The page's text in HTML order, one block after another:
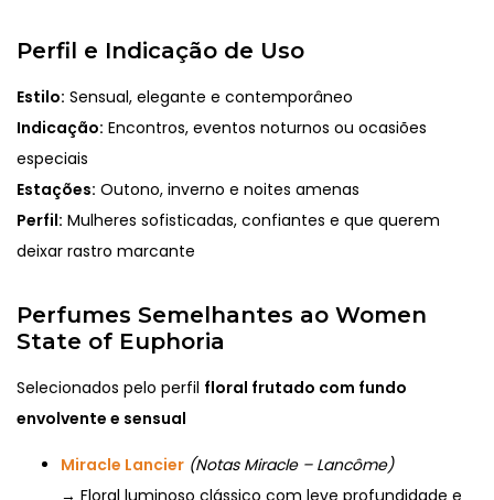
Perfil e Indicação de Uso
Estilo: Sensual, elegante e contemporâneo
Indicação: Encontros, eventos noturnos ou ocasiões
especiais
Estações: Outono, inverno e noites amenas
Perfil: Mulheres sofisticadas, confiantes e que querem
deixar rastro marcante
Perfumes Semelhantes ao Women
State of Euphoria
Selecionados pelo perfil floral frutado com fundo
envolvente e sensual
Miracle Lancier (Notas Miracle – Lancôme)